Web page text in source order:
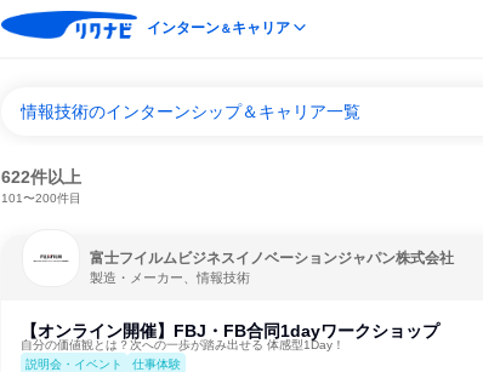
インターン＆キャリア
情報技術のインターンシップ＆キャリア一覧
622件以上
101〜200件目
富士フイルムビジネスイノベーションジャパン株式会社
製造・メーカー、情報技術
【オンライン開催】FBJ・FB合同1dayワークショップ
自分の価値観とは？次への一歩が踏み出せる 体感型1Day！
説明会・イベント
仕事体験